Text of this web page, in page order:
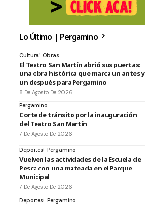
Lo Último | Pergamino
Cultura Obras
El Teatro San Martín abrió sus puertas:
una obra histórica que marca un antes y
un después para Pergamino
8 De Agosto De 2026
Pergamino
Corte de tránsito por la inauguración
del Teatro San Martín
7 De Agosto De 2026
Deportes Pergamino
Vuelven las actividades de la Escuela de
Pesca con una mateada en el Parque
Municipal
7 De Agosto De 2026
Deportes Pergamino